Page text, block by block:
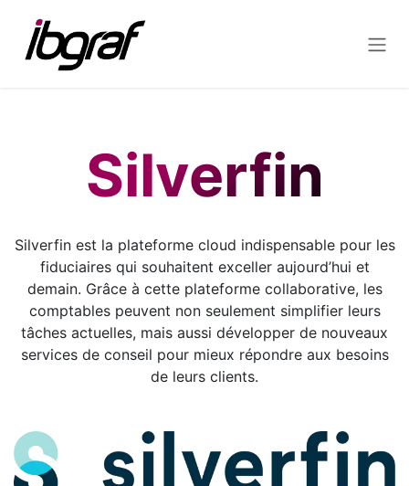
Silverfin
Silverfin est la plateforme cloud indispensable pour les
fiduciaires qui souhaitent exceller aujourd’hui et
demain. Grâce à cette plateforme collaborative, les
comptables peuvent non seulement simplifier leurs
tâches actuelles, mais aussi développer de nouveaux
services de conseil pour mieux répondre aux besoins
de leurs clients.